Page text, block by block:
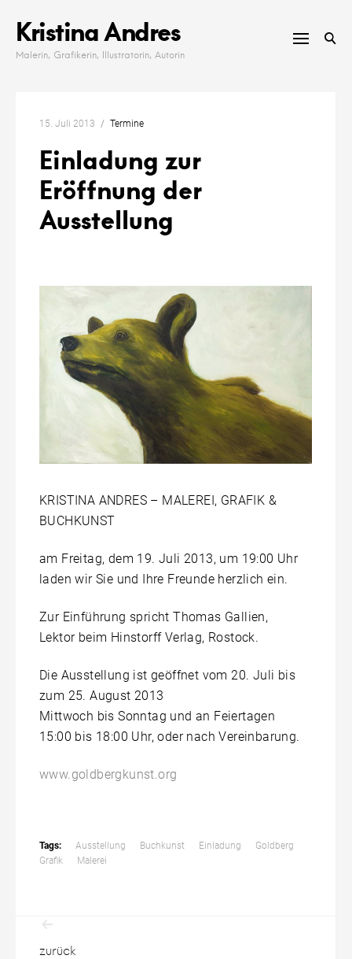
content
Kristina Andres
Malerin, Grafikerin, Illustratorin, Autorin
15. Juli 2013 Termine
Einladung zur
Eröffnung der
Ausstellung
KRISTINA ANDRES – MALEREI, GRAFIK &
BUCHKUNST
am Freitag, dem 19. Juli 2013, um 19:00 Uhr
laden wir Sie und Ihre Freunde herzlich ein.
Zur Einführung spricht Thomas Gallien,
Lektor beim Hinstorff Verlag, Rostock.
Die Ausstellung ist geöffnet vom 20. Juli bis
zum 25. August 2013
Mittwoch bis Sonntag und an Feiertagen
15:00 bis 18:00 Uhr, oder nach Vereinbarung.
www.goldbergkunst.org
Tags: Ausstellung Buchkunst Einladung
Goldberg
Grafik
Malerei
Beitragsnavigation
zurück